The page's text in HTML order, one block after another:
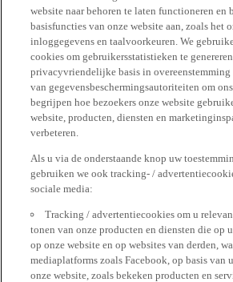
website naar behoren te laten functioneren en
basisfuncties van onze website aan, zoals het
inloggegevens en taalvoorkeuren. We
cookies om gebruikersstatistieken te
privacyvriendelijke basis in
van gegevensbeschermingsautoriteiten om
begrijpen hoe bezoekers onze website
website, producten, diensten en
verbeteren.
Als u via de onderstaande knop uw
gebruiken we ook tracking- /
sociale media:
Tracking / advertentiecookies om u
tonen van onze producten en diensten die op
op onze website en op websites van derden,
mediaplatforms zoals Facebook, op basis van
onze website, zoals bekeken producten en